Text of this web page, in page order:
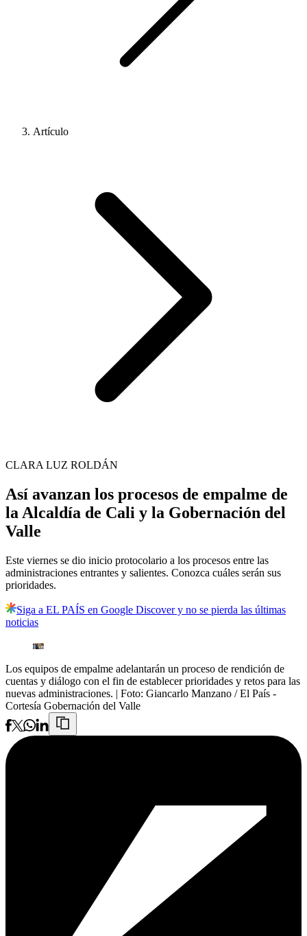
Artículo
CLARA LUZ ROLDÁN
Así avanzan los procesos de empalme de
la Alcaldía de Cali y la Gobernación del
Valle
Este viernes se dio inicio protocolario a los procesos entre las
administraciones entrantes y salientes. Conozca cuáles serán sus
prioridades.
Siga a EL PAÍS en Google Discover y no se pierda las últimas
noticias
Los equipos de empalme adelantarán un proceso de rendición de
cuentas y diálogo con el fin de establecer prioridades y retos para las
nuevas administraciones. | Foto: Giancarlo Manzano / El País -
Cortesía Gobernación del Valle